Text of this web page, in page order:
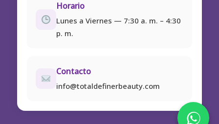
Horario
Lunes a Viernes — 7:30 a. m. – 4:30
p. m.
Contacto
info@totaldefinerbeauty.com